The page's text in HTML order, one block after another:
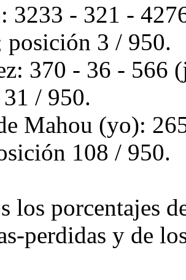
3233 - 321 -
posición 3 / 950.
370 - 36 - 566
/ 950.
Mahou (yo):
108 / 950.
los porcentajes
perdidas y de